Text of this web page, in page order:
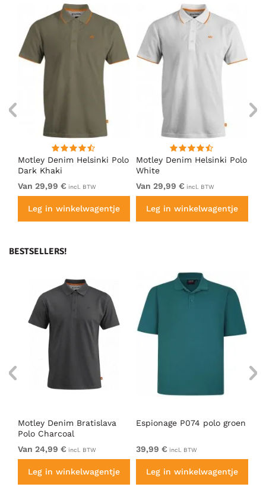
Motley Denim Helsinki Polo
Dark Khaki
Van 29,99 € incl. BTW
Leg in winkelwagentje
Motley Denim Helsinki Polo
White
Van 29,99 € incl. BTW
Leg in winkelwagentje
BESTSELLERS!
Motley Denim Bratislava
Polo Charcoal
Van 24,99 € incl. BTW
Leg in winkelwagentje
Espionage P074 polo groen
39,99 € incl. BTW
Leg in winkelwagentje